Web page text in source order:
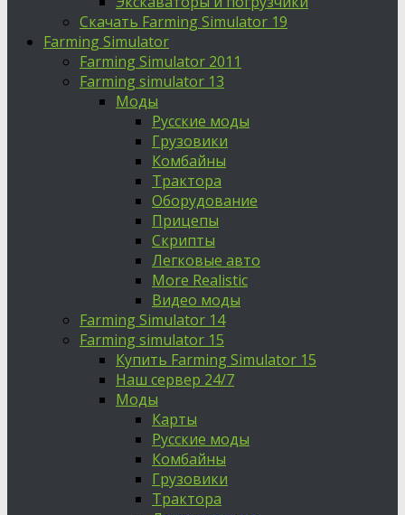
Скачать Farming Simulator 19
Farming Simulator
Farming Simulator 2011
Farming simulator 13
Моды
Русские моды
Грузовики
Комбайны
Трактора
Оборудование
Прицепы
Скрипты
Легковые авто
More Realistic
Видео моды
Farming Simulator 14
Farming simulator 15
Купить Farming Simulator 15
Наш сервер 24/7
Моды
Карты
Русские моды
Комбайны
Грузовики
Трактора